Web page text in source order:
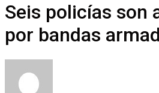
Seis policías son
por bandas